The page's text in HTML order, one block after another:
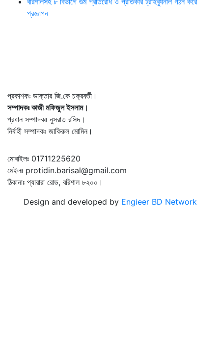
প্রজ্ঞাপন
প্রকাশকঃ ডাক্তার জি.কে চক্রবর্তী।
সম্পাদকঃ কাজী মফিজুল ইসলাম।
প্রধান সম্পাদকঃ নুসরাত রসিদ।
নির্বাহী সম্পাদকঃ জাকিরুল মোমিন।
মোবাইলঃ 01711225620
মেইলঃ protidin.barisal@gmail.com
ঠিকানাঃ প্যারারা রোড, বরিশাল ৮২০০।
Design and developed by Engieer BD Network